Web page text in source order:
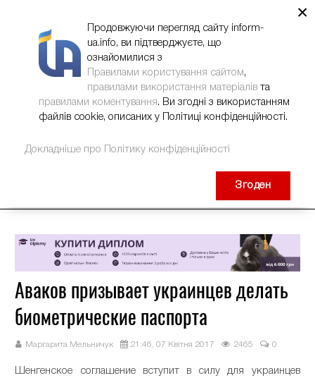
Аваков призывает украинцев делать
биометрические паспорта
Маргарита Мельничук 21:46, 07 Квітня 2017 2465 0
Шенгенское соглашение вступит в силу для украинцев
×
Продовжуючи перегляд сайту inform-
ua.info, ви підтверджуєте, що
ознайомилися з
Правилами користування сайтом,
правилами використання матеріалів та
правилами коментування. Ви згодні з використанням
файлів cookie, описаних у Політиці конфіденційності.
Докладніше про Політику конфіденційності
Згоден